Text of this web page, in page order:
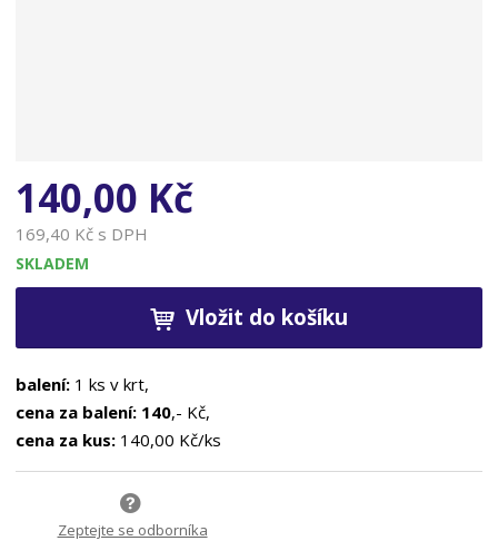
140,00 Kč
169,40 Kč s DPH
SKLADEM
Vložit do košíku
balení: 1 ks v krt,
cena za balení: 140,- Kč,
cena za kus: 140,00 Kč/ks
Zeptejte se odborníka